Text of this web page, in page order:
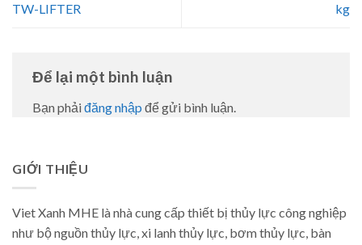
TW-LIFTER
kg
Để lại một bình luận
Bạn phải đăng nhập để gửi bình luận.
GIỚI THIỆU
Viet Xanh MHE là nhà cung cấp thiết bị thủy lực công nghiệp
như bộ nguồn thủy lực, xi lanh thủy lực, bơm thủy lực, bàn